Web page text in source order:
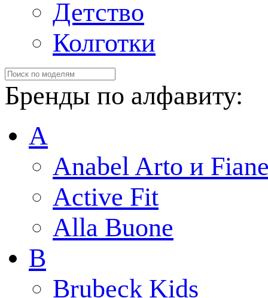
Детство
Колготки
Бренды по алфавиту:
A
Anabel Arto и
Active Fit
Alla Buone
B
Brubeck Kids